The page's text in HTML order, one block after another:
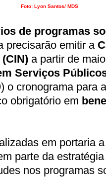
Foto: Lyon Santos/ MDS
de programas
precisarão emitir a
a partir de
Serviços
o cronograma para
obrigatório em
em portaria
parte da
nos programas